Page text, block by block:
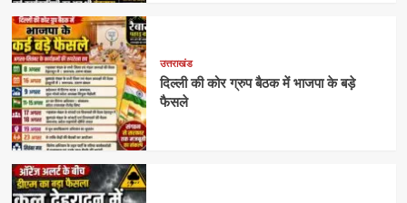
उत्तराखंड
दिल्ली की कोर ग्रुप बैठक में भाजपा के बड़े
फैसले